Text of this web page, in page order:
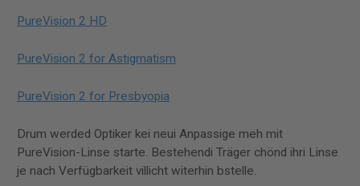
PureVision 2 HD
PureVision 2 for Astigmatism
PureVision 2 for Presbyopia
Drum werded Optiker kei neui Anpassige meh mit
PureVision-Linse starte. Bestehendi Träger chönd ihri Linse
je nach Verfügbarkeit villicht witerhin bstelle.